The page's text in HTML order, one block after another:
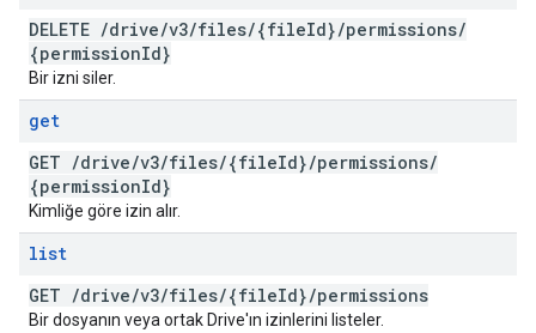
DELETE /drive/v3/files/{fileId}/permissions/
{permissionId}
Bir izni siler.
get
GET /drive/v3/files/{fileId}/permissions/
{permissionId}
Kimliğe göre izin alır.
list
GET /drive/v3/files/{fileId}/permissions
Bir dosyanın veya ortak Drive'ın izinlerini listeler.